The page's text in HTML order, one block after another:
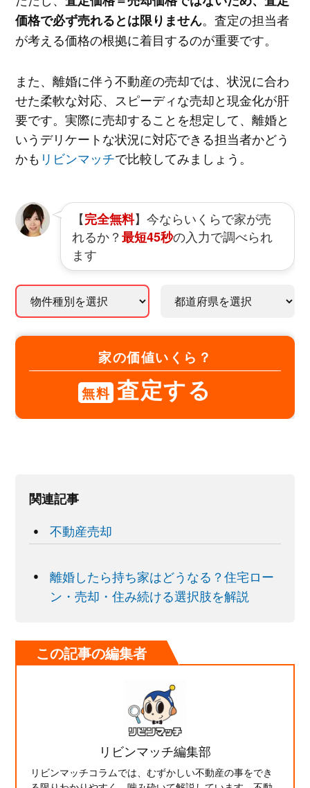
価格で必ず売れるとは限りません。査定の担当者
が考える価格の根拠に着目するのが重要です。
また、離婚に伴う不動産の売却では、状況に合わ
せた柔軟な対応、スピーディな売却と現金化が肝
要です。実際に売却することを想定して、離婚と
いうデリケートな状況に対応できる担当者かどう
かも リビンマッチで比較してみましょう。
【完全無料】今ならいくらで家が売
れるか？最短45秒の入力で調べられ
ます
家の価値いくら？
無料 査定する
関連記事
不動産売却
離婚したら持ち家はどうなる？住宅ロー
ン・売却・住み続ける選択肢を解説
この記事の編集者
リビンマッチ編集部
リビンマッチコラムでは、むずかしい不動産の事をでき